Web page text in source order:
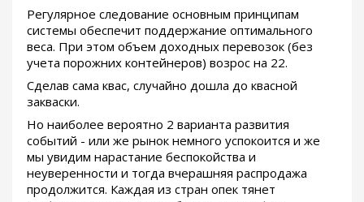
Регулярное следование основным принципам
системы обеспечит поддержание оптимального
веса. При этом объем доходных перевозок (без
учета порожних контейнеров) возрос на 22.
Сделав сама квас, случайно дошла до квасной
закваски.
Но наиболее вероятно 2 варианта развития
событий - или же рынок немного успокоится и же
мы увидим нарастание беспокойства и
неуверенности и тогда вчерашняя распродажа
продолжится. Каждая из стран опек тянет